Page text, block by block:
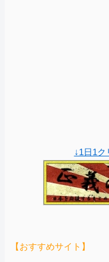
↓1日1
【おすすめサイト】